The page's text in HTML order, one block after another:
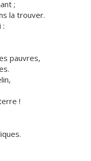
;
la trouver.
:
pauvres,
!